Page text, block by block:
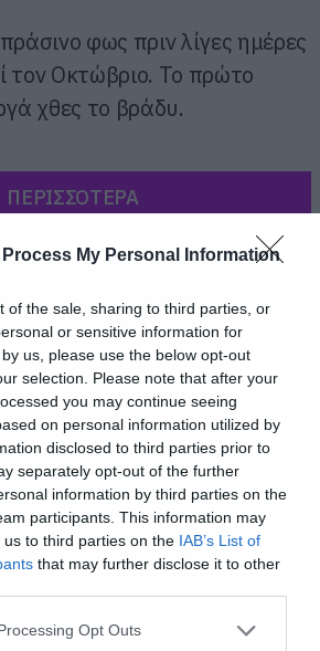
Process My Personal Information
of the sale, sharing to third parties, or
or sensitive information for
us, please use the below opt-out
selection. Please note that after your
you may continue seeing
on personal information utilized by
disclosed to third parties prior to
separately opt-out of the further
information by third parties on the
participants. This information may
to third parties on the IAB’s List of
that may further disclose it to other
website/app uses one or more Google
Opt Outs
φως πριν λίγες ημέρες
τον Οκτώβριο. Το πρώτο
χθες το βράδυ.
ρόλο στο Agents of S.H.I.E.L.D.
Phil Coulson, που όπως
ΠΕΡΙΣΣΟΤΕΡΑ